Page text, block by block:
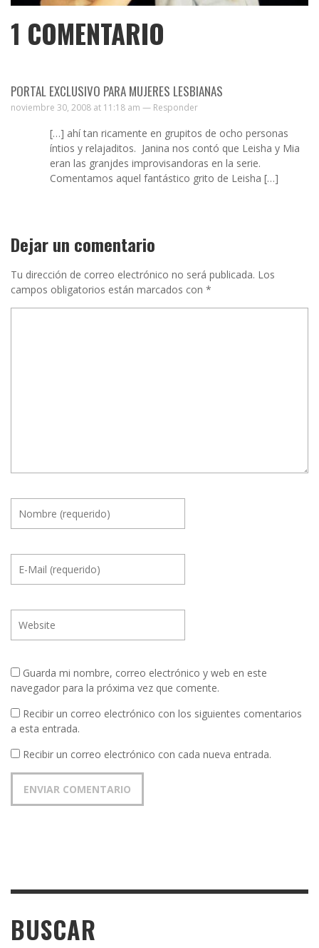
1 COMENTARIO
PORTAL EXCLUSIVO PARA MUJERES LESBIANAS
noviembre 30, 2008 at 11:18 am — Responder
[…] ahí tan ricamente en grupitos de ocho personas
íntios y relajaditos. Janina nos contó que Leisha y Mia
eran las granjdes improvisandoras en la serie.
Comentamos aquel fantástico grito de Leisha […]
Dejar un comentario
Tu dirección de correo electrónico no será publicada. Los
campos obligatorios están marcados con *
Guarda mi nombre, correo electrónico y web en este
navegador para la próxima vez que comente.
Recibir un correo electrónico con los siguientes comentarios
a esta entrada.
Recibir un correo electrónico con cada nueva entrada.
BUSCAR